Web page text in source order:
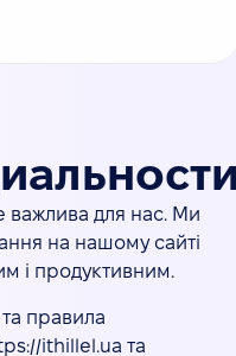
важлива для нас. Ми
на нашому сайті
і продуктивним.
правила
ithillel.ua та